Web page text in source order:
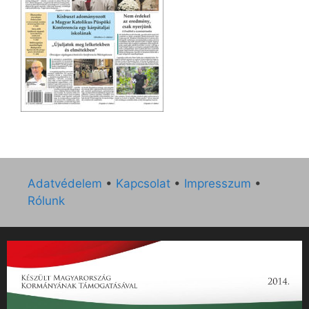
Adatvédelem • Kapcsolat • Impresszum •
Rólunk